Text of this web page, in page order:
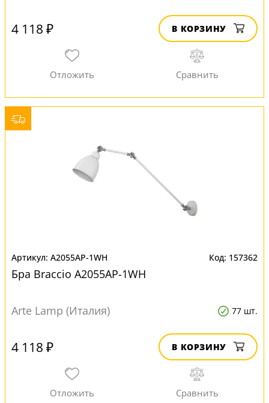
4 118 ₽ В КОРЗИНУ
A2055AP-1WH 157362
Бра Braccio A2055AP-1WH
Arte Lamp (Италия) 77 шт.
4 118 ₽ В КОРЗИНУ